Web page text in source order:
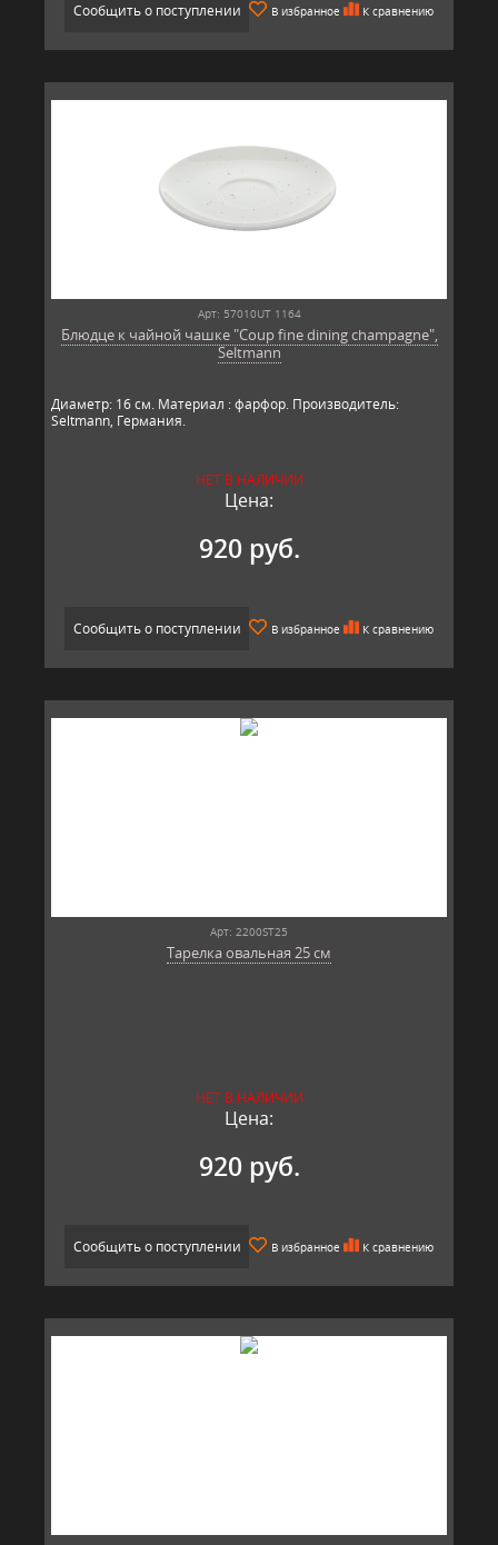
Сообщить о поступлении В избранное К сравнению
Арт: 57010UT 1164
Блюдце к чайной чашке "Coup fine dining champagne",
Seltmann
Диаметр: 16 см. Материал : фарфор. Производитель:
Seltmann, Гер​​мания.
НЕТ В НАЛИЧИИ
Цена:
920 руб.
Сообщить о поступлении В избранное К сравнению
Арт: 2200ST25
Тарелка овальная 25 см
НЕТ В НАЛИЧИИ
Цена:
920 руб.
Сообщить о поступлении В избранное К сравнению